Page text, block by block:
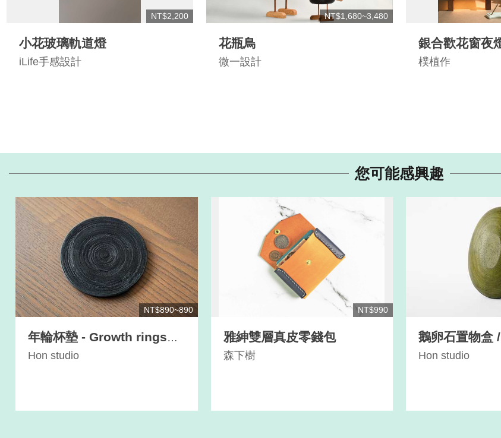
NT$2,200
小花玻璃軌道燈
iLife手感設計
NT$1,680~3,480
花瓶鳥
微一設計
銀合歡花窗夜
樸植作
您可能感興趣
NT$890~890
年輪杯墊 - Growth rings
coaster
Hon studio
NT$990
雅紳雙層真皮零錢包
森下樹
鵝卵石置物盒 /
Cobblestone
Hon studio